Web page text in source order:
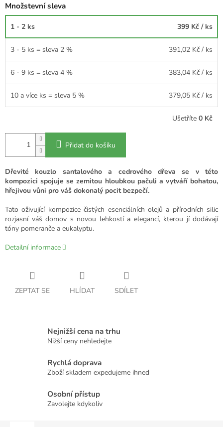
Množstevní sleva
1 - 2 ks 399 Kč / ks
3 - 5 ks = sleva 2 % 391,02 Kč / ks
6 - 9 ks = sleva 4 % 383,04 Kč / ks
10 a více ks = sleva 5 % 379,05 Kč / ks
Ušetříte 0 Kč
Přidat do košíku
Dřevité kouzlo santalového a cedrového dřeva se v této
kompozici spojuje se zemitou hloubkou pačuli a vytváří bohatou,
hřejivou vůni pro váš dokonalý pocit bezpečí.
Tato oživující kompozice čistých esenciálních olejů a přírodních silic
rozjasní váš domov s novou lehkostí a elegancí, kterou jí dodávají
tóny pomeranče a eukalyptu.
Detailní informace
ZEPTAT SE HLÍDAT SDÍLET
Nejnižší cena na trhu
Nižší ceny nehledejte
Rychlá doprava
Zboží skladem expedujeme ihned
Osobní přístup
Zavolejte kdykoliv